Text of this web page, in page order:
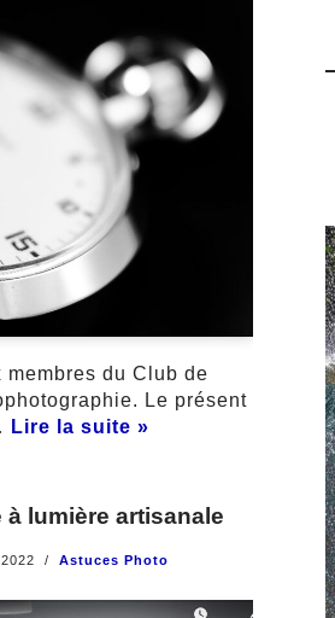
du Club de
Le présent
Lire la suite »
lumière artisanale
Astuces Photo